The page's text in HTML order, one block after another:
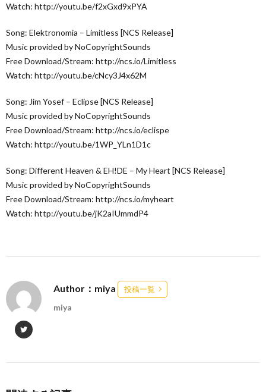
Watch: http://youtu.be/f2xGxd9xPYA
Song: Elektronomia – Limitless [NCS Release]
Music provided by NoCopyrightSounds
Free Download/Stream: http://ncs.io/Limitless
Watch: http://youtu.be/cNcy3J4x62M
Song: Jim Yosef – Eclipse [NCS Release]
Music provided by NoCopyrightSounds
Free Download/Stream: http://ncs.io/eclispe
Watch: http://youtu.be/1WP_YLn1D1c
Song: Different Heaven & EH!DE – My Heart [NCS Release]
Music provided by NoCopyrightSounds
Free Download/Stream: http://ncs.io/myheart
Watch: http://youtu.be/jK2aIUmmdP4
Author：miya 投稿一覧
miya